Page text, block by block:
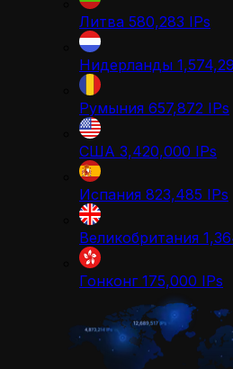
Литва 580,283 IPs
Нидерланды
Румыния 657,872 IPs
США 3,420,000 IPs
Испания 823,485 IPs
Великобритания
Гонконг 175,000 IPs